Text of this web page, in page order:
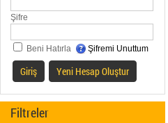
Şifre
Beni Hatırla Şifremi Unuttum
Giriş Yeni Hesap Oluştur
Filtreler